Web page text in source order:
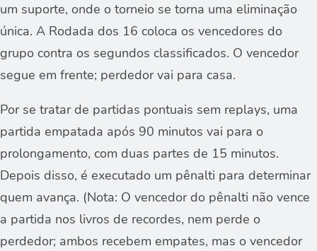
um suporte, onde o torneio se torna uma eliminação
única. A Rodada dos 16 coloca os vencedores do
grupo contra os segundos classificados. O vencedor
segue em frente; perdedor vai para casa.
Por se tratar de partidas pontuais sem replays, uma
partida empatada após 90 minutos vai para o
prolongamento, com duas partes de 15 minutos.
Depois disso, é executado um pênalti para determinar
quem avança. (Nota: O vencedor do pênalti não vence
a partida nos livros de recordes, nem perde o
perdedor; ambos recebem empates, mas o vencedor